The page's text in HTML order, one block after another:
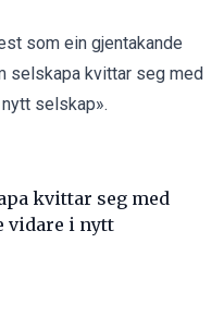
som ein gjentakande
selskapa kvittar seg med
selskap».
kvittar seg med
vidare i nytt